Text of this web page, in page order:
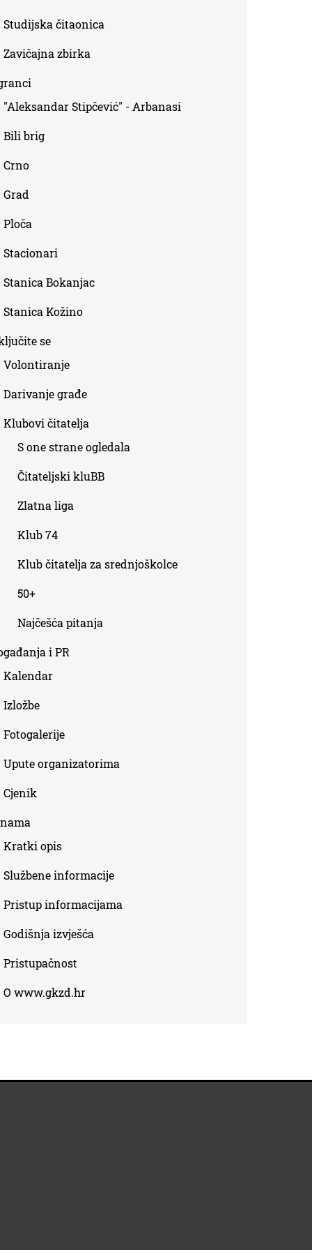
Studijska čitaonica
Zavičajna zbirka
"Aleksandar Stipčević" - Arbanasi
Bili brig
Crno
Grad
Ploča
Stacionari
Stanica Bokanjac
Stanica Kožino
se
Volontiranje
Darivanje građe
Klubovi čitatelja
S one strane ogledala
Čitateljski kluBB
Zlatna liga
Klub 74
Klub čitatelja za srednjoškolce
50+
Najčešća pitanja
i PR
Kalendar
Izložbe
Fotogalerije
Upute organizatorima
Cjenik
Kratki opis
Službene informacije
Pristup informacijama
Godišnja izvješća
Pristupačnost
O www.gkzd.hr